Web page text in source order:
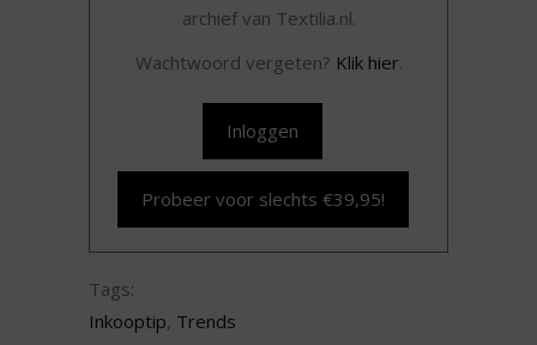
archief van Textilia.nl.
Wachtwoord vergeten? Klik hier.
Inloggen
Probeer voor slechts €39,95!
Tags:
Inkooptip, Trends